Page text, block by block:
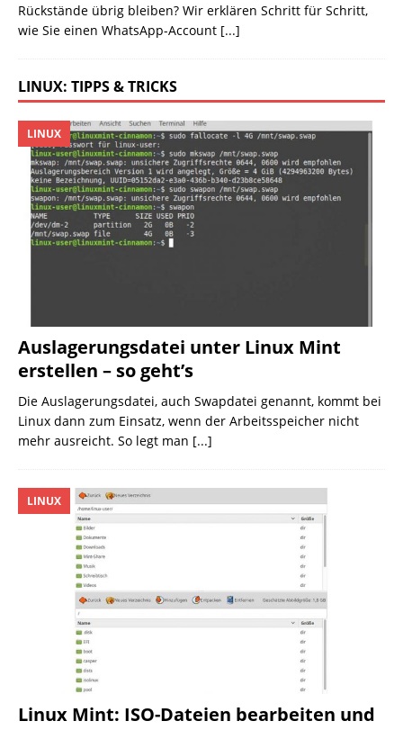
Rückstände übrig bleiben? Wir erklären Schritt für Schritt,
wie Sie einen WhatsApp-Account [...]
LINUX: TIPPS & TRICKS
Auslagerungsdatei unter Linux Mint
erstellen – so geht’s
LINUX
Die Auslagerungsdatei, auch Swapdatei genannt, kommt bei
Linux dann zum Einsatz, wenn der Arbeitsspeicher nicht
mehr ausreicht. So legt man [...]
Linux Mint: ISO-Dateien bearbeiten und
LINUX